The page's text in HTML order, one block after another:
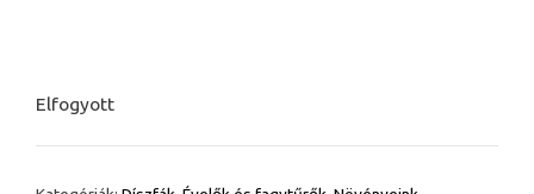
Elfogyott